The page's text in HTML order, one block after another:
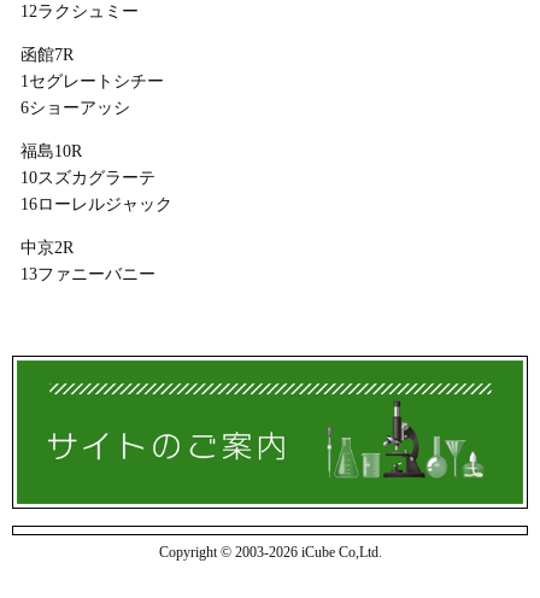
12ラクシュミー
函館7R
1セグレートシチー
6ショーアッシ
福島10R
10スズカグラーテ
16ローレルジャック
中京2R
13ファニーバニー
Copyright © 2003-2026 iCube Co,Ltd.